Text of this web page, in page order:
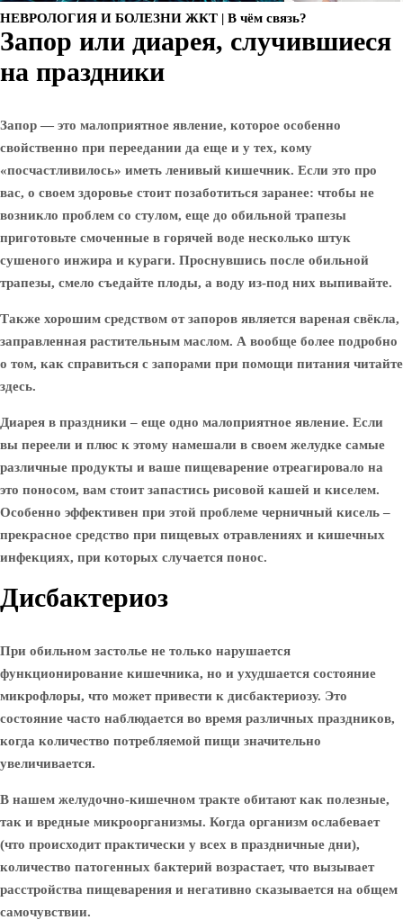
НЕВРОЛОГИЯ И БОЛЕЗНИ ЖКТ | В чём связь?
Запор или диарея, случившиеся
на праздники
Запор — это малоприятное явление, которое особенно
свойственно при переедании да еще и у тех, кому
«посчастливилось» иметь ленивый кишечник. Если это про
вас, о своем здоровье стоит позаботиться заранее: чтобы не
возникло проблем со стулом, еще до обильной трапезы
приготовьте смоченные в горячей воде несколько штук
сушеного инжира и кураги. Проснувшись после обильной
трапезы, смело съедайте плоды, а воду из-под них выпивайте.
Также хорошим средством от запоров является вареная свёкла,
заправленная растительным маслом. А вообще более подробно
о том, как справиться с запорами при помощи питания читайте
здесь.
Диарея в праздники – еще одно малоприятное явление. Если
вы переели и плюс к этому намешали в своем желудке самые
различные продукты и ваше пищеварение отреагировало на
это поносом, вам стоит запастись рисовой кашей и киселем.
Особенно эффективен при этой проблеме черничный кисель –
прекрасное средство при пищевых отравлениях и кишечных
инфекциях, при которых случается понос.
Дисбактериоз
При обильном застолье не только нарушается
функционирование кишечника, но и ухудшается состояние
микрофлоры, что может привести к дисбактериозу. Это
состояние часто наблюдается во время различных праздников,
когда количество потребляемой пищи значительно
увеличивается.
В нашем желудочно-кишечном тракте обитают как полезные,
так и вредные микроорганизмы. Когда организм ослабевает
(что происходит практически у всех в праздничные дни),
количество патогенных бактерий возрастает, что вызывает
расстройства пищеварения и негативно сказывается на общем
самочувствии.